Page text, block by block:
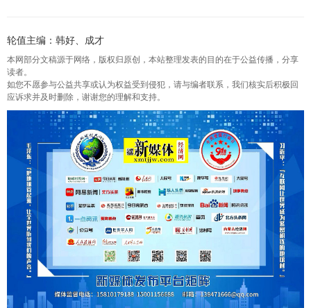
轮值主编：韩好、成才
本网部分文稿源于网络，版权归原创，本站整理发表的目的在于公益传播，分享
读者。
如您不愿参与公益共享或认为权益受到侵犯，请与编者联系，我们核实后积极回
应诉求并及时删除，谢谢您的理解和支持。